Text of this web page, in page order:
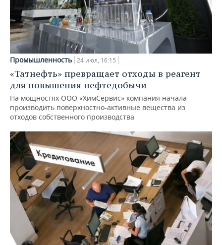
Промышленность 24 июл, 16:15
«Татнефть» превращает отходы в реагент
для повышения нефтедобычи
На мощностях ООО «ХимСервис» компания начала
производить поверхностно-активные вещества из
отходов собственного производства